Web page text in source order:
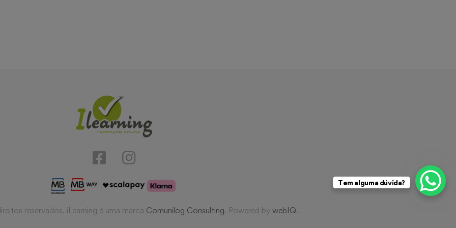
reservados. iLearning é uma marca Comunilog Consulting. Powered by webIQ.
Tem alguma dúvida?